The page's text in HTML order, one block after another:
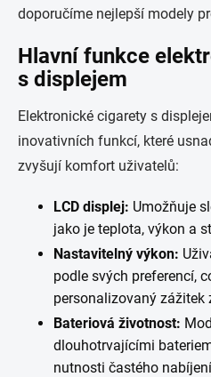
doporučíme nejlepší modely
Hlavní funkce
s displejem
Elektronické cigarety s
inovativních funkcí, které
zvyšují komfort uživatelů:
LCD displej: Umožňuje
jako je teplota, výkon a
Nastavitelný výkon:
podle svých preferencí,
personalizovaný zážitek
Bateriová životnost:
dlouhotrvajícími
nutnosti častého